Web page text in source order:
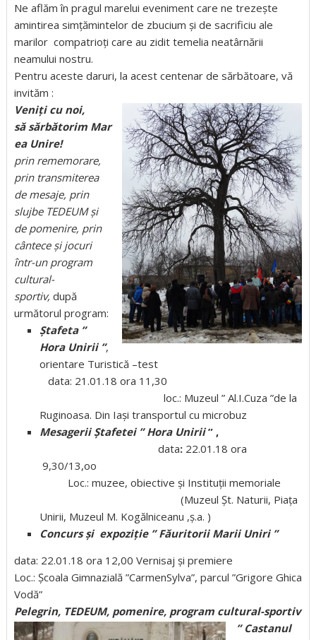
Ne aflăm în pragul marelui eveniment care ne trezește
amintirea simțămintelor de zbucium și de sacrificiu ale
marilor compatrioți care au zidit temelia neatârnării
neamului nostru.
Pentru aceste daruri, la acest centenar de sărbătoare, vă
invităm :
Veniți cu noi,
să sărbătorim Mar
ea Unire!
prin rememorare,
prin transmiterea
de mesaje, prin
slujbe TEDEUM și
de pomenire, prin
cântece și jocuri
într-un program
cultural-
sportiv, după
următorul program:
Ștafeta ”
Hora Unirii ”,
orientare Turistică –test
data: 21.01.18 ora 11,30
loc.: Muzeul ” Al.I.Cuza ”de la
Ruginoasa. Din Iași transportul cu microbuz
Mesagerii Ștafetei ” Hora Unirii” ,
data: 22.01.18 ora
9,30/13,oo
Loc.: muzee, obiective și Instituții memoriale
(Muzeul Șt. Naturii, Piața
Unirii, Muzeul M. Kogălniceanu ,ș.a. )
Concurs și expoziție ” Făuritorii Marii Uniri ”
data: 22.01.18 ora 12,00 Vernisaj și premiere
Loc.: Școala Gimnazială ”CarmenSylva”, parcul ”Grigore Ghica
Vodă”
Pelegrin, TEDEUM, pomenire, program cultural-sportiv
” Castanul